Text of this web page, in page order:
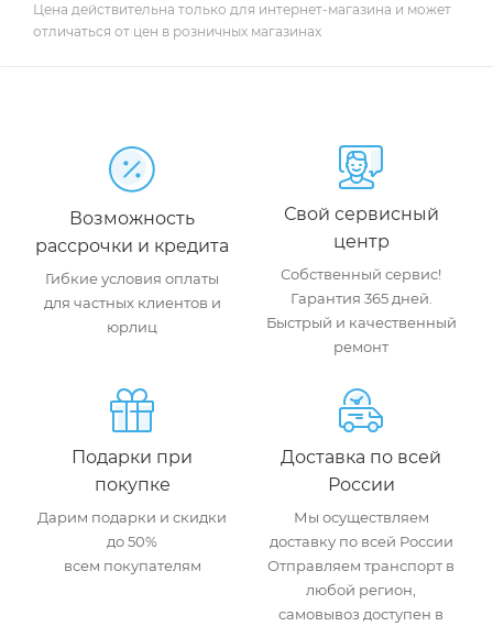
Цена действительна только для интернет-магазина и может
отличаться от цен в розничных магазинах
Возможность
рассрочки и кредита
Гибкие условия оплаты
для частных клиентов и
юрлиц
Свой сервисный
центр
Собственный сервис!
Гарантия 365 дней.
Быстрый и качественный
ремонт
Подарки при
покупке
Дарим подарки и скидки
до 50%
всем покупателям
Доставка по всей
России
Мы осуществляем
доставку по всей России
Отправляем транспорт в
любой регион,
самовывоз доступен в